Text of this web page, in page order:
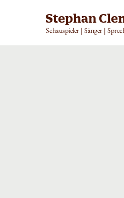
Stephan
Schauspieler | Sänger |